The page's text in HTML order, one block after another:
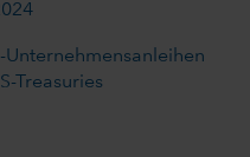
Treasuries